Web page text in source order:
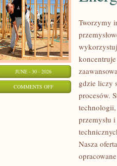
JUNE - 30 - 2026
COMMENTS OFFON
ENERGETYKA
Tworzymy
gdzie liczy
procesów.
przemysłu
Nasza